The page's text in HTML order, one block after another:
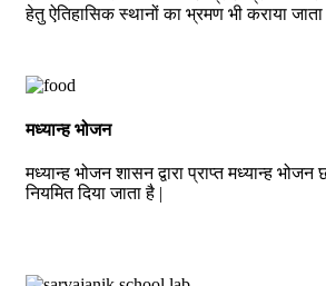
हेतु ऐतिहासिक स्थानों का भ्रमण भी कराया जाता
मध्यान्ह भोजन
मध्यान्ह भोजन शासन द्वारा प्राप्त मध्यान्ह
नियमित दिया जाता है |